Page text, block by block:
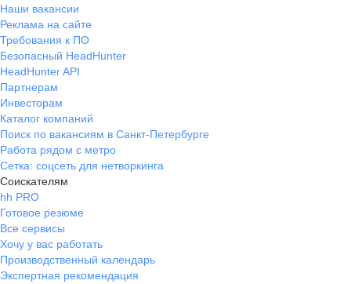
Наши вакансии
Реклама на сайте
Требования к ПО
Безопасный HeadHunter
HeadHunter API
Партнерам
Инвесторам
Каталог компаний
Поиск по вакансиям в Санкт-Петербурге
Работа рядом с метро
Сетка: соцсеть для нетворкинга
Соискателям
hh PRO
Готовое резюме
Все сервисы
Хочу у вас работать
Производственный календарь
Экспертная рекомендация